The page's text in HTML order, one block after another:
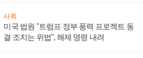
사회
미국 법원 "트럼프 정부 풍력 프로젝트 동
결 조치는 위법", 해제 명령 내려